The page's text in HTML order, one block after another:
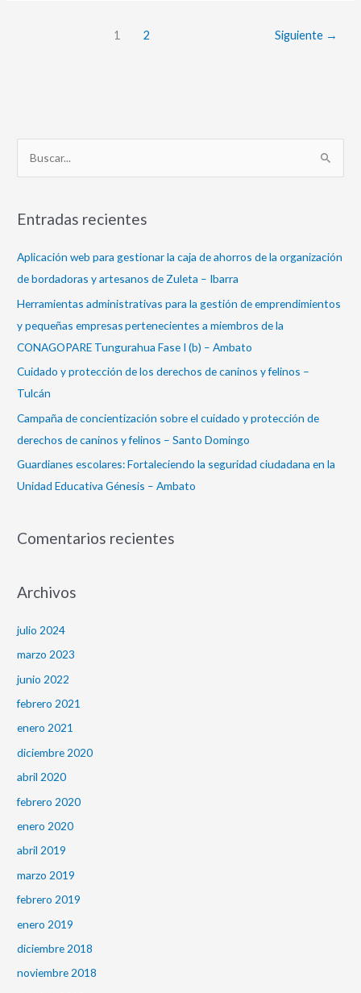
1 2 Siguiente →
c
r
Entradas recientes
Aplicación web para gestionar la caja de ahorros de la organización
de bordadoras y artesanos de Zuleta – Ibarra
Herramientas administrativas para la gestión de emprendimientos
y pequeñas empresas pertenecientes a miembros de la
CONAGOPARE Tungurahua Fase I (b) – Ambato
Cuidado y protección de los derechos de caninos y felinos –
Tulcán
Campaña de concientización sobre el cuidado y protección de
derechos de caninos y felinos – Santo Domingo
Guardianes escolares: Fortaleciendo la seguridad ciudadana en la
Unidad Educativa Génesis – Ambato
Comentarios recientes
Archivos
julio 2024
marzo 2023
junio 2022
febrero 2021
enero 2021
diciembre 2020
abril 2020
febrero 2020
enero 2020
abril 2019
marzo 2019
febrero 2019
enero 2019
diciembre 2018
noviembre 2018